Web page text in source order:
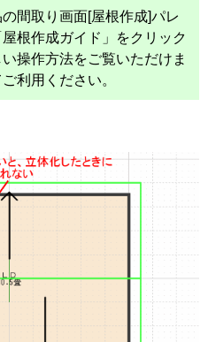
間取り画面[屋根作成]パレ
根作成ガイド」をクリック
操作方法をご覧いただけま
利用ください。